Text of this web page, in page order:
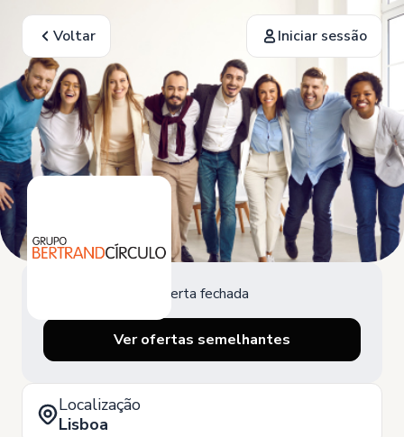
Voltar Iniciar sessão
Oferta fechada
Ver ofertas semelhantes
Localização
Lisboa